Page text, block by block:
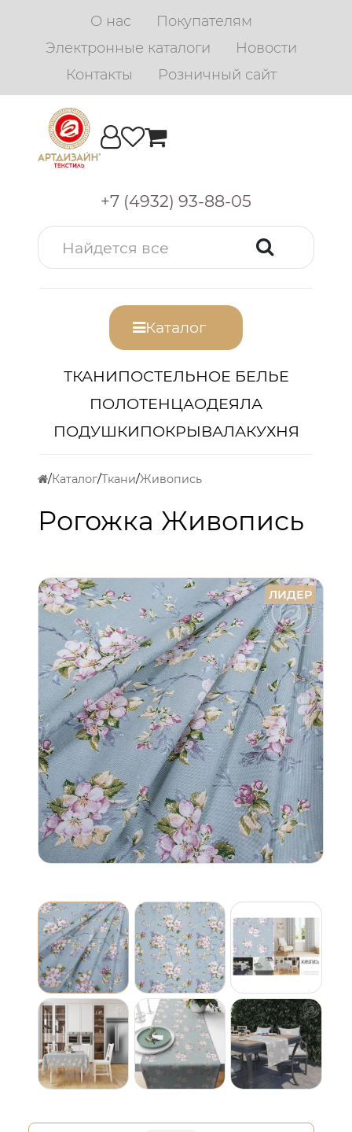
О нас
Покупателям
Электронные каталоги
Новости
Контакты
Розничный сайт
+7 (4932) 93-88-05
Каталог
ТКАНИПОСТЕЛЬНОЕ БЕЛЬЕ
ПОЛОТЕНЦАОДЕЯЛА
ПОДУШКИПОКРЫВАЛАКУХНЯ
Каталог Ткани Живопись
Рогожка Живопись
ЛИДЕР